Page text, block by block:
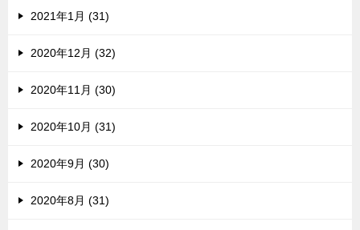
2021年1月 (31)
2020年12月 (32)
2020年11月 (30)
2020年10月 (31)
2020年9月 (30)
2020年8月 (31)